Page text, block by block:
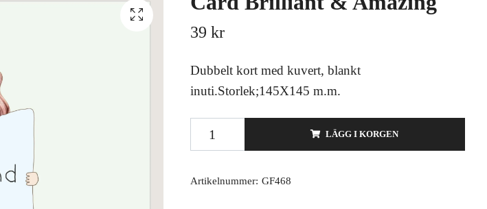
39 kr
Dubbelt kort med kuvert, blankt
inuti.Storlek;145X145 m.m.
LÄGG I KORGEN
Artikelnummer: GF468